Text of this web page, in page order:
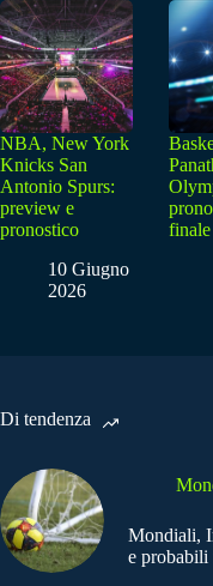
NBA, New York
Knicks San
Antonio Spurs:
preview e
pronostico
10 Giugno
2026
Di tendenza
Mondiali,
e